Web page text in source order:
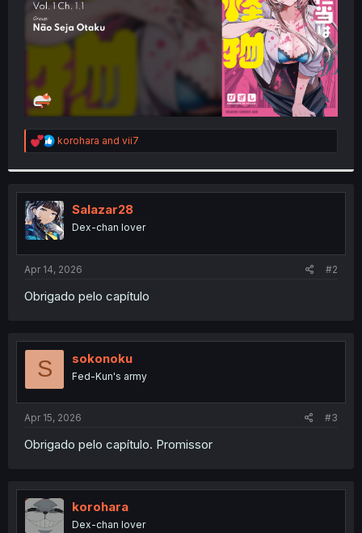
R
e
t
i
o
n
s
:
korohara and vii7
Salazar28
Dex-chan lover
Apr 14, 2026 #2
Obrigado pelo capítulo
S sokonoku
Fed-Kun's army
Apr 15, 2026 #3
Obrigado pelo capítulo. Promissor
korohara
Dex-chan lover